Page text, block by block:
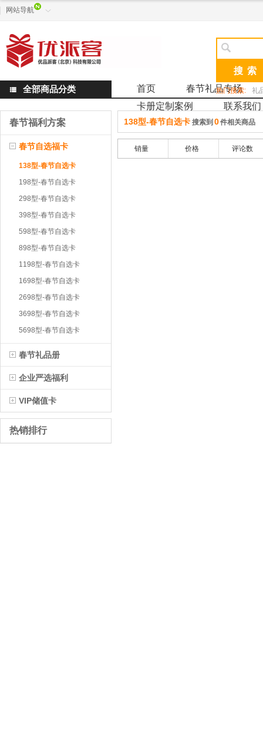
网站导航 

热门搜索: 礼
 全部商品分类 首页
春节礼品专场
卡册定制案例
联系我们
春节福利方案
春节自选福卡
138型-春节自选卡
198型-春节自选卡
298型-春节自选卡
398型-春节自选卡
598型-春节自选卡
898型-春节自选卡
1198型-春节自选卡
1698型-春节自选卡
2698型-春节自选卡
3698型-春节自选卡
5698型-春节自选卡
春节礼品册
企业严选福利
VIP储值卡
热销排行
138型-春节自选卡 搜索到 0件相关商品
销量 价格 评论数